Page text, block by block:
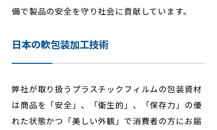
備で製品の安全を守り社会に貢献しています。
日本の軟包装加工技術
弊社が取り扱うプラスチックフィルムの包装資材
は商品を「安全」、「衛生的」、「保存力」の優
れた状態かつ「美しい外観」で消費者の方にお届